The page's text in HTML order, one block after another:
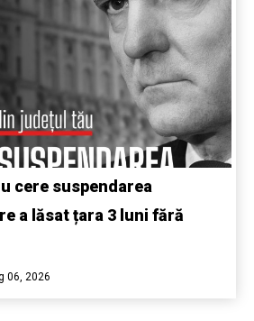
cere suspendarea
a lăsat țara 3 luni fără
06, 2026